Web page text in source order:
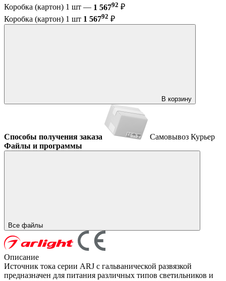
Коробка (картон) 1 шт — 1 56792 ₽
Коробка (картон) 1 шт 1 56792 ₽
В корзину
Способы получения заказа Самовывоз Курьер
Файлы и программы
Все файлы
Описание
Источник тока серии ARJ с гальванической развязкой
предназначен для питания различных типов светильников и